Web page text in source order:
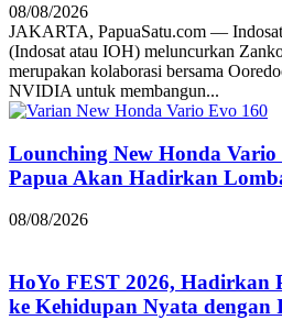
08/08/2026
JAKARTA, PapuaSatu.com —
(Indosat atau IOH) meluncurkan
merupakan kolaborasi bersama
NVIDIA untuk membangun...
Lounching New Honda
Papua Akan Hadirkan
08/08/2026
HoYo FEST 2026, Hadirkan
ke Kehidupan Nyata dengan